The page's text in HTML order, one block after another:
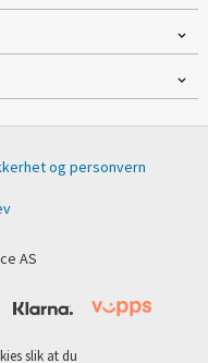
og personvern
AS
slik at du